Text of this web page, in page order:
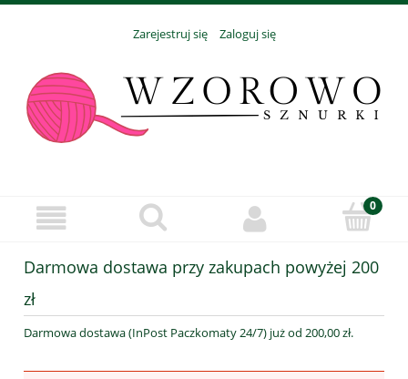
Zarejestruj się Zaloguj się
Darmowa dostawa przy zakupach powyżej 200
zł
Darmowa dostawa (InPost Paczkomaty 24/7) już od 200,00 zł.